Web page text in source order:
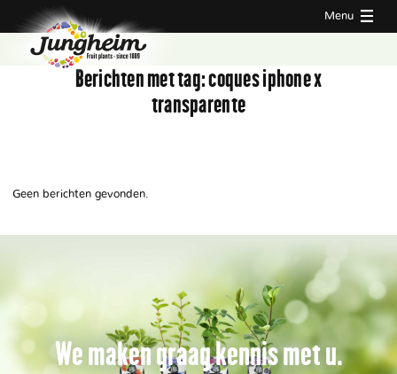
Menu
Berichten met tag:coques iphone x
transparente
Geen berichten gevonden.
We maken graag kennis met u.